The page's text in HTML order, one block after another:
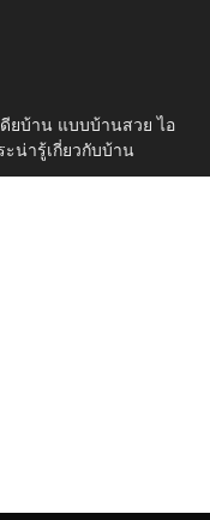
ยบ้าน แบบบ้านสวย ไอ
น่ารู้เกี่ยวกับบ้าน